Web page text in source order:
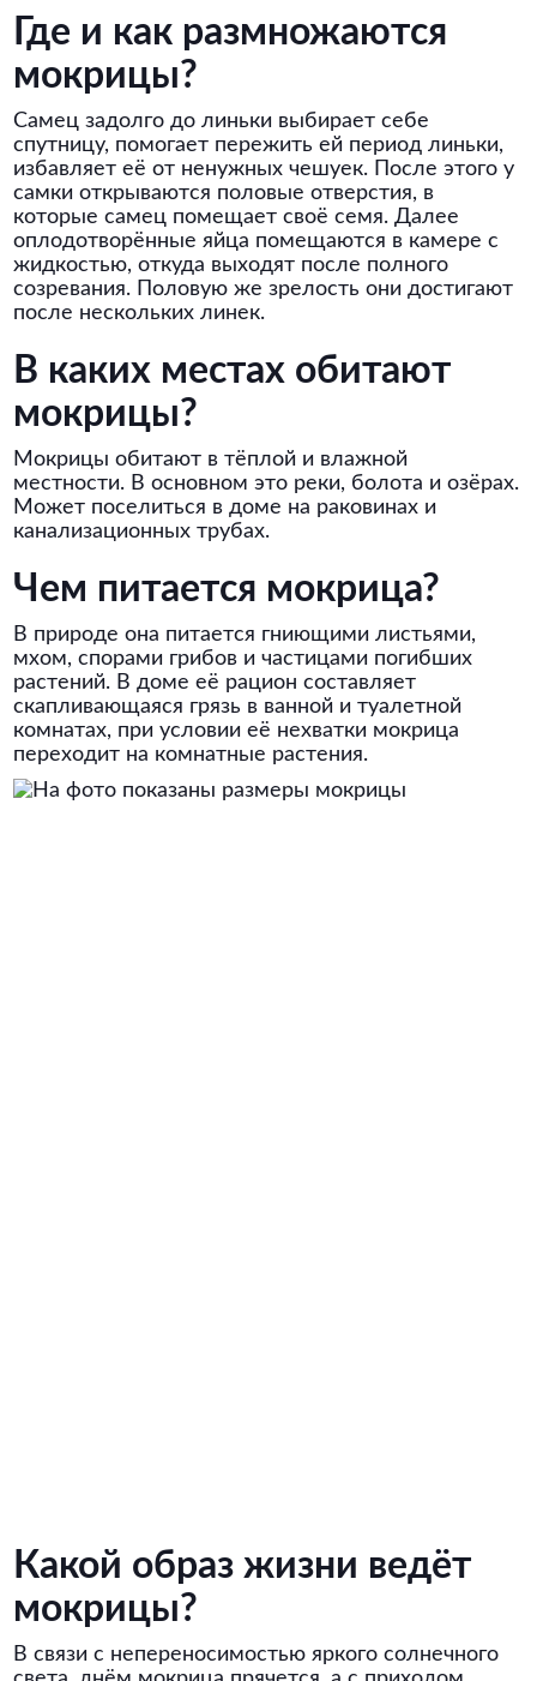
Где и как размножаются
мокрицы?
Самец задолго до линьки выбирает себе
спутницу, помогает пережить ей период линьки,
избавляет её от ненужных чешуек. После этого у
самки открываются половые отверстия, в
которые самец помещает своё семя. Далее
оплодотворённые яйца помещаются в камере с
жидкостью, откуда выходят после полного
созревания. Половую же зрелость они достигают
после нескольких линек.
В каких местах обитают
мокрицы?
Мокрицы обитают в тёплой и влажной
местности. В основном это реки, болота и озёрах.
Может поселиться в доме на раковинах и
канализационных трубах.
Чем питается мокрица?
В природе она питается гниющими листьями,
мхом, спорами грибов и частицами погибших
растений. В доме её рацион составляет
скапливающаяся грязь в ванной и туалетной
комнатах, при условии её нехватки мокрица
переходит на комнатные растения.
Какой образ жизни ведёт
мокрицы?
В связи с непереносимостью яркого солнечного